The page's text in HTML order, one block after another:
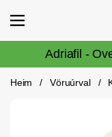
Vörulisti
Adriafil -
Heim / Vöruúrval /